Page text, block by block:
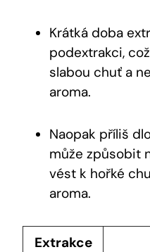
Krátká doba
podextrakci,
slabou chuť a
aroma.
Naopak příliš
může způsobit
vést k hořké
aroma.
Extrakce